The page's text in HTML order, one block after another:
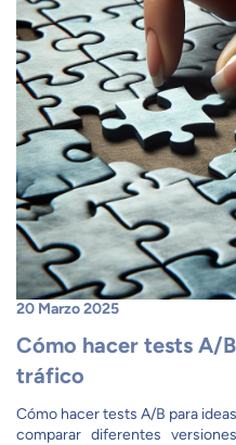
Cómo hacer tests A/
tráfico
20 Marzo 2025
Cómo hacer tests A/B para
comparar diferentes